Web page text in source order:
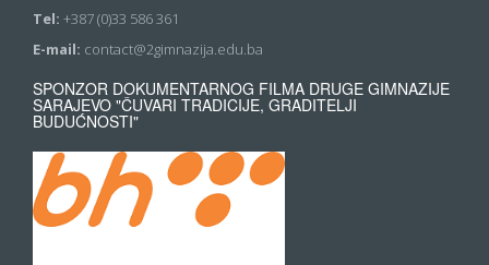
Tel: +387 (0)33 586 361
E-mail: contact@2gimnazija.edu.ba
SPONZOR DOKUMENTARNOG FILMA DRUGE GIMNAZIJE
SARAJEVO "ČUVARI TRADICIJE, GRADITELJI
BUDUĆNOSTI"